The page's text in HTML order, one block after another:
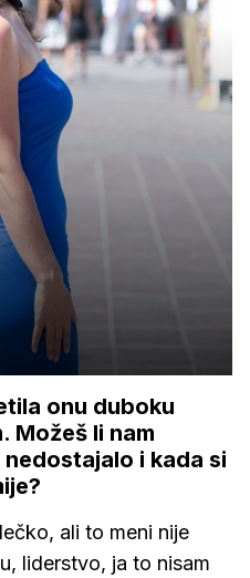
onu duboku
Možeš li nam
i kada si
ali to meni nije
liderstvo, ja to nisam